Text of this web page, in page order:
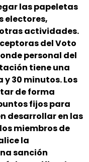
las papeletas
electores,
actividades.
del Voto
personal del
tiene una
30 minutos. Los
de forma
fijos para
desarrollar en las
miembros de
la
sanción